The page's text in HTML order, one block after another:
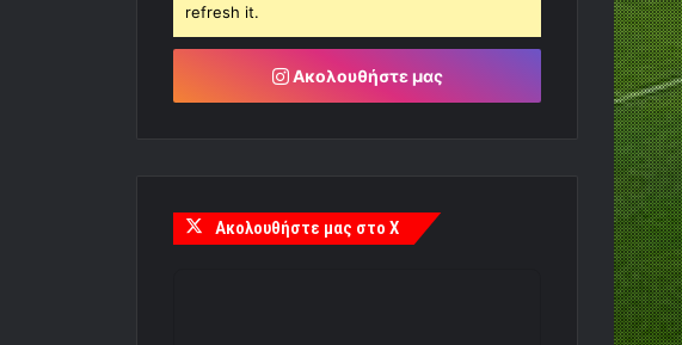
refresh it.
Ακολουθήστε μας
Ακολουθήστε μας στο X